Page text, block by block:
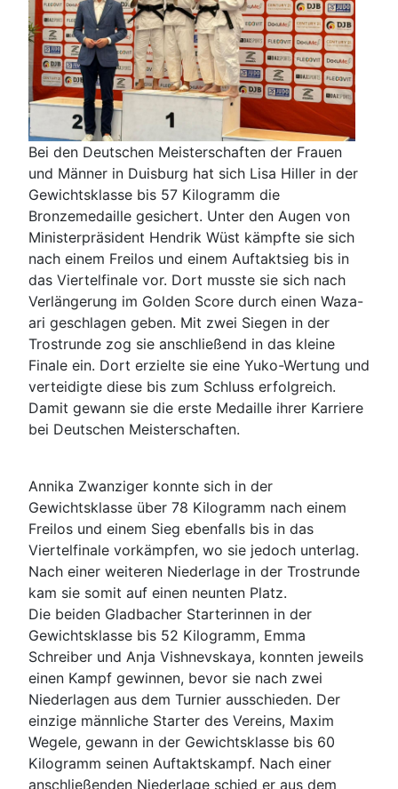
Bei den Deutschen Meisterschaften der Frauen
und Männer in Duisburg hat sich Lisa Hiller in der
Gewichtsklasse bis 57 Kilogramm die
Bronzemedaille gesichert. Unter den Augen von
Ministerpräsident Hendrik Wüst kämpfte sie sich
nach einem Freilos und einem Auftaktsieg bis in
das Viertelfinale vor. Dort musste sie sich nach
Verlängerung im Golden Score durch einen Waza-
ari geschlagen geben. Mit zwei Siegen in der
Trostrunde zog sie anschließend in das kleine
Finale ein. Dort erzielte sie eine Yuko-Wertung und
verteidigte diese bis zum Schluss erfolgreich.
Damit gewann sie die erste Medaille ihrer Karriere
bei Deutschen Meisterschaften.
Annika Zwanziger konnte sich in der
Gewichtsklasse über 78 Kilogramm nach einem
Freilos und einem Sieg ebenfalls bis in das
Viertelfinale vorkämpfen, wo sie jedoch unterlag.
Nach einer weiteren Niederlage in der Trostrunde
kam sie somit auf einen neunten Platz.
Die beiden Gladbacher Starterinnen in der
Gewichtsklasse bis 52 Kilogramm, Emma
Schreiber und Anja Vishnevskaya, konnten jeweils
einen Kampf gewinnen, bevor sie nach zwei
Niederlagen aus dem Turnier ausschieden. Der
einzige männliche Starter des Vereins, Maxim
Wegele, gewann in der Gewichtsklasse bis 60
Kilogramm seinen Auftaktskampf. Nach einer
anschließenden Niederlage schied er aus dem